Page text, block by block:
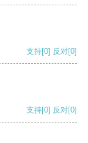
支持[0] 反对[0]
支持[0] 反对[0]